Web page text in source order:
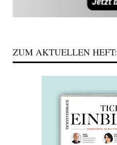
ZUM AKTUELLEN HEFT: